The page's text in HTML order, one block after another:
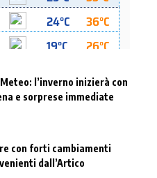
l’inverno inizierà con
e sorprese immediate
con forti cambiamenti
dall’Artico